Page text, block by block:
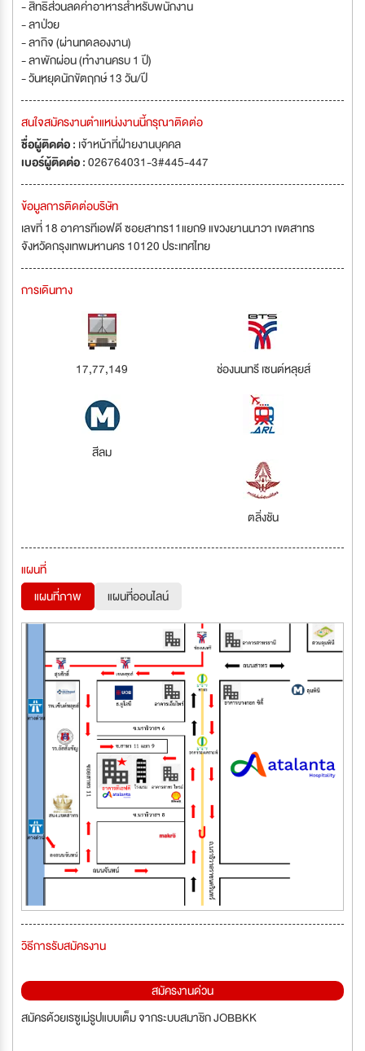
- สิทธิส่วนลดค่าอาหารสำหรับพนักงาน
- ลาป่วย
- ลากิจ (ผ่านทดลองงาน)
- ลาพักผ่อน (ทำงานครบ 1 ปี)
- วันหยุดนักขัตฤกษ์ 13 วัน/ปี
สนใจสมัครงานตำแหน่งงานนี้กรุณาติดต่อ
ชื่อผู้ติดต่อ : เจ้าหน้าที่ฝ่ายงานบุคคล
เบอร์ผู้ติดต่อ :026764031-3#445-447
ข้อมูลการติดต่อบริษัท
เลขที่ 18 อาคารทีเอฟดี ซอยสาทร11แยก9 แขวงยานนาวา เขตสาทร
จังหวัดกรุงเทพมหานคร 10120 ประเทศไทย
การเดินทาง
17,77,149 ช่องนนทรี เซนต์หลุยส์
สีลม
ตลิ่งชัน
แผนที่
แผนที่ภาพ
แผนที่ออนไลน์
วิธีการรับสมัครงาน
สมัครงานด่วน
สมัครด้วยเรซูเม่รูปแบบเต็ม จากระบบสมาชิก JOBBKK